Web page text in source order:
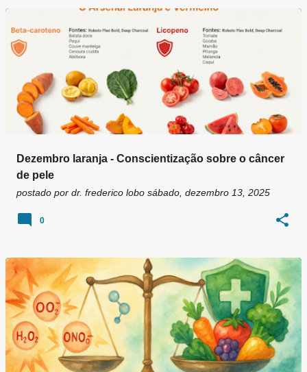
Dezembro laranja - Conscientização sobre o câncer
de pele
postado por dr. frederico lobo sábado, dezembro 13, 2025
0